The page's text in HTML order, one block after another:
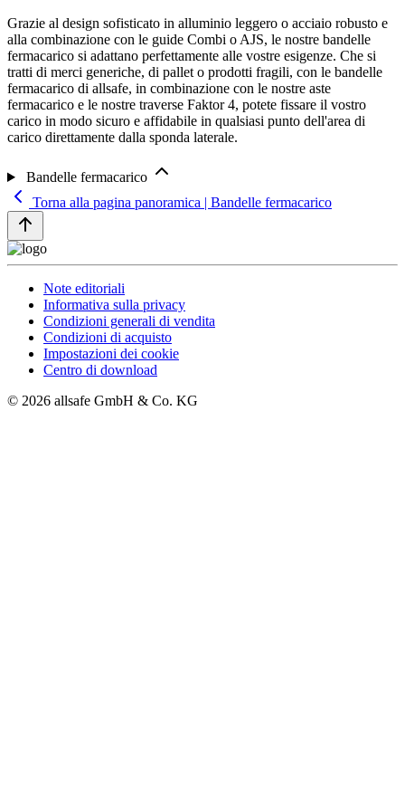
Grazie al design sofisticato in alluminio leggero o acciaio robusto e
alla combinazione con le guide Combi o AJS, le nostre bandelle
fermacarico si adattano perfettamente alle vostre esigenze. Che si
tratti di merci generiche, di pallet o prodotti fragili, con le bandelle
fermacarico di allsafe, in combinazione con le nostre aste
fermacarico e le nostre traverse Faktor 4, potete fissare il vostro
carico in modo sicuro e affidabile in qualsiasi punto dell'area di
carico direttamente dalla sponda laterale.
Bandelle fermacarico
Torna alla pagina panoramica | Bandelle fermacarico
Note editoriali
Informativa sulla privacy
Condizioni generali di vendita
Condizioni di acquisto
Impostazioni dei cookie
Centro di download
© 2026 allsafe GmbH & Co. KG